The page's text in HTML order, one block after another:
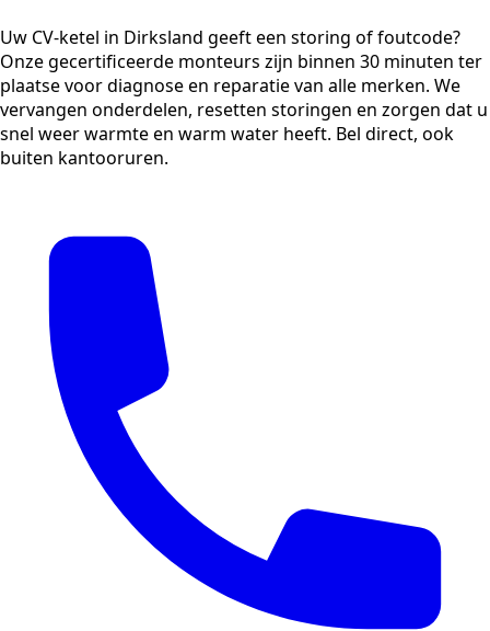
Uw CV-ketel in Dirksland geeft een storing of foutcode?
Onze gecertificeerde monteurs zijn binnen 30 minuten ter
plaatse voor diagnose en reparatie van alle merken. We
vervangen onderdelen, resetten storingen en zorgen dat u
snel weer warmte en warm water heeft. Bel direct, ook
buiten kantooruren.